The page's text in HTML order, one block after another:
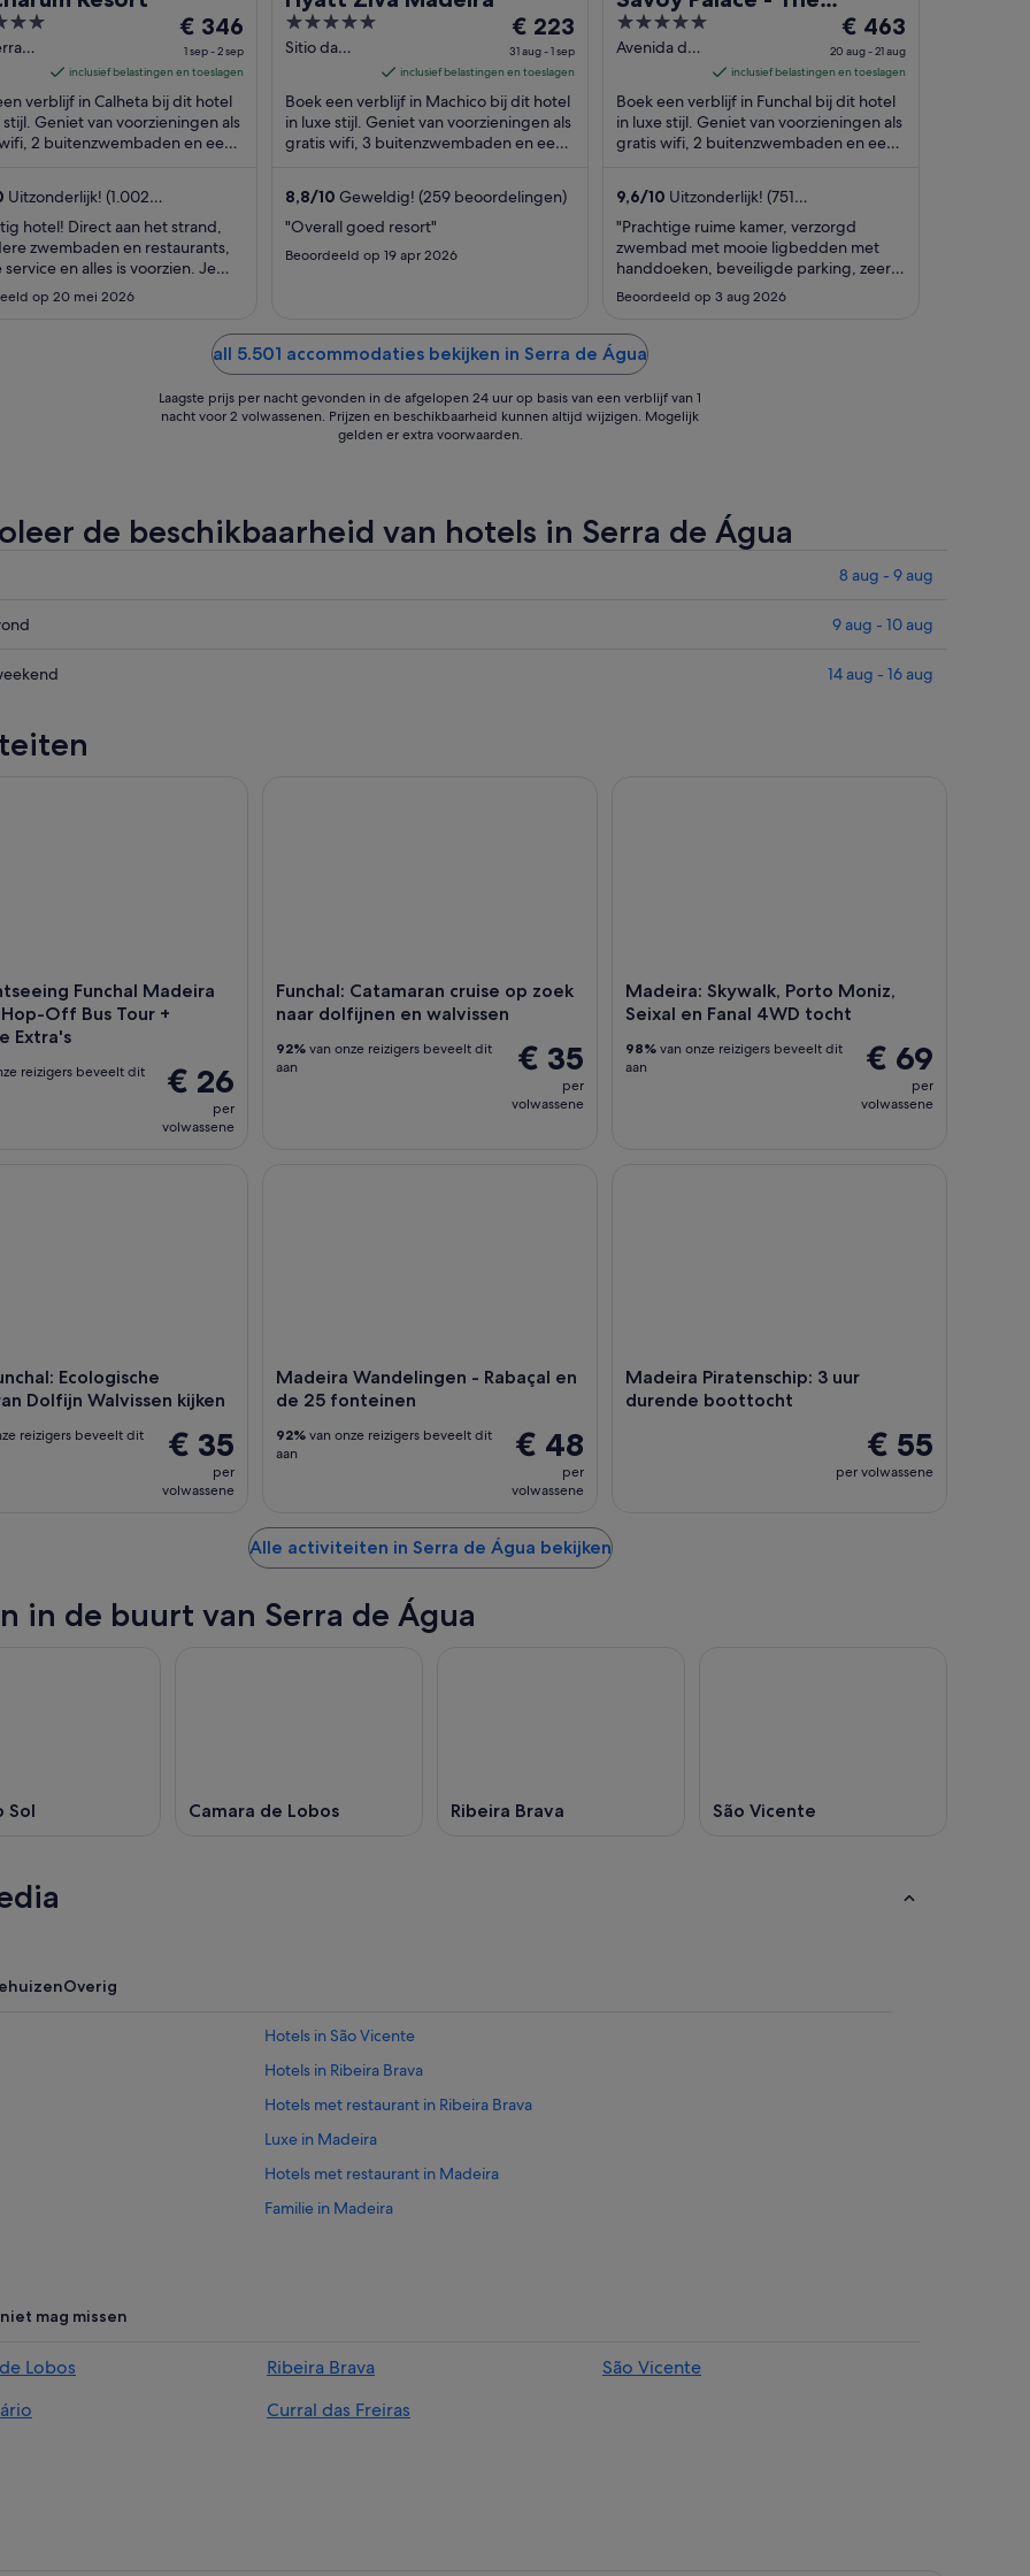
De
prijs
is
€ 346
per
nacht
sep
tot
2
€ 346
1 sep - 2 sep
inclusief belastingen en toeslagen
verblijf in Calheta bij dit hotel
stijl. Geniet van voorzieningen als
2 buitenzwembaden en een
Uitzonderlijk! (1.002
hotel! Direct aan het strand,
zwembaden en restaurants,
en alles is voorzien. Je
zonder zorgen genieten."
op 20 mei 2026
5
out
5
Sitio da
Madeira
De
prijs
is
€ 223
per
nacht
31
€ 223
31 aug - 1 sep
inclusief belastingen en toeslagen
Boek een verblijf in Machico bij dit hotel
in luxe stijl. Geniet van voorzieningen als
gratis wifi, 3 buitenzwembaden en een
8,8/10 Geweldig! (259 beoordelingen)
"Overall goed resort"
Beoordeeld op 19 apr 2026
Leading Hotels of the
World - Savoy Signature
5
out
5
Avenida do
De
prijs
is
€ 463
per
nacht
aug
tot
21
€ 463
20 aug - 21 aug
inclusief belastingen en toeslagen
Boek een verblijf in Funchal bij dit hotel
in luxe stijl. Geniet van voorzieningen als
gratis wifi, 2 buitenzwembaden en een
9,6/10 Uitzonderlijk! (751
beoordelingen)
"Prachtige ruime kamer, verzorgd
zwembad met mooie ligbedden met
handdoeken, beveiligde parking, zeer
uitgebreid ontbijtbuffet"
Beoordeeld op 3 aug 2026
all 5.501 accommodaties bekijken in Serra de Água
Laagste prijs per nacht gevonden in de afgelopen 24 uur op basis van een verblijf van 1
nacht voor 2 volwassenen. Prijzen en beschikbaarheid kunnen altijd wijzigen. Mogelijk
gelden er extra voorwaarden.
de beschikbaarheid van hotels in Serra de Água
8 aug - 9 aug
9 aug - 10 aug
14 aug - 16 aug
Funchal Madeira
Off Bus Tour +
Extra's
€ 26
per
volwassene
reizigers beveelt dit
Funchal: Catamaran cruise op zoek
naar dolfijnen en walvissen
€ 35
per
volwassene
92% van onze reizigers beveelt dit
aan
Madeira: Skywalk, Porto Moniz,
Seixal en Fanal 4WD tocht
€ 69
per
volwassene
98% van onze reizigers beveelt dit
aan
Ecologische
Dolfijn Walvissen kijken
€ 35
per
volwassene
reizigers beveelt dit
Madeira Wandelingen - Rabaçal en
de 25 fonteinen
€ 48
per
volwassene
92% van onze reizigers beveelt dit
aan
Madeira Piratenschip: 3 uur
durende boottocht
€ 55
per volwassene
Alle activiteiten in Serra de Água bekijken
in de buurt van Serra de Água
Sol Camara de Lobos Ribeira Brava São Vicente
Overig
Hotels in São Vicente
Hotels in Ribeira Brava
Hotels met restaurant in Ribeira Brava
Luxe in Madeira
Hotels met restaurant in Madeira
Familie in Madeira
Avonturen in Madeira
All-Inclusive in Madeira
mag missen
Lobos Ribeira Brava
São Vicente
Curral das Freiras